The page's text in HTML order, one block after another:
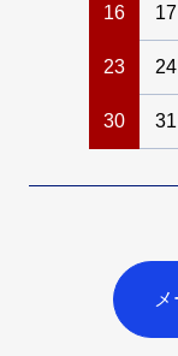
16 17
23 24
30 31